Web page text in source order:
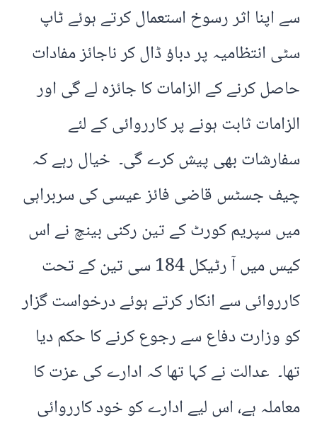
سے اپنا اثر رسوخ استعمال کرتے ہوئے ٹاپ
سٹی انتظامیہ پر دباؤ ڈال کر ناجائز مفادات
حاصل کرنے کے الزامات کا جائزہ لے گی اور
الزامات ثابت ہونے پر کارروائی کے لئے
سفارشات بھی پیش کرے گی۔ خیال رہے کہ
چیف جسٹس قاضی فائز عیسی کی سربراہی
میں سپریم کورٹ کے تین رکنی بینچ نے اس
کیس میں آ رٹیکل 184 سی تین کے تحت
کارروائی سے انکار کرتے ہوئے درخواست گزار
کو وزارت دفاع سے رجوع کرنے کا حکم دیا
تھا۔ عدالت نے کہا تھا کہ ادارے کی عزت کا
معاملہ ہے، اس لیے ادارے کو خود کارروائی